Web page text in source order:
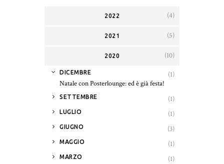
2022 (4)
2021 (5)
2020 (10)
▼ DICEMBRE
(1)
Natale con Posterlounge: ed è già festa!
► SETTEMBRE (1)
► LUGLIO (1)
► GIUGNO (3)
► MAGGIO (1)
► MARZO (1)